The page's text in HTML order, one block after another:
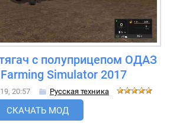
с полуприцепом ОДАЗ
Simulator 2017
20:57 Русская техника
СКАЧАТЬ МОД